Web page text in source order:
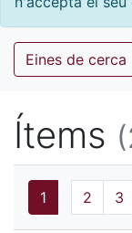
Eines de cerca
Ítems
1 2 3